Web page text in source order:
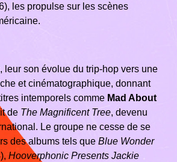
les propulse sur les scènes
leur son évolue du trip-hop vers une
et cinématographique, donnant
intemporels comme Mad About
de The Magnificent Tree, devenu
Le groupe ne cesse de se
des albums tels queBlue Wonder
Hooverphonic Presents Jackie